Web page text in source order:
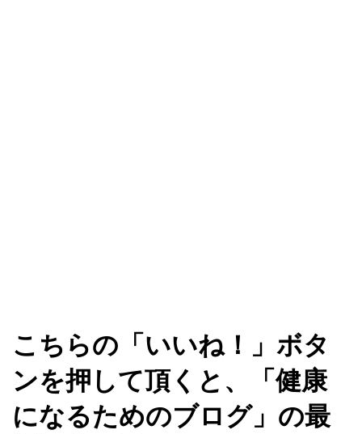
こちらの「いいね！」ボタ
ンを押して頂くと、「健康
になるためのブログ」の最